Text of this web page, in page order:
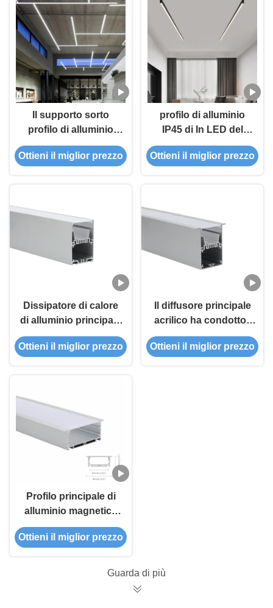
Il supporto sorto
profilo di alluminio
principale della
striscia ha messo il
Ottieni il miglior prezzo
profilo di alluminio
IP45 di In LED del
driver di larghezza
PMMA di 50mm per la
Ottieni il miglior prezzo
Dissipatore di calore
di alluminio principale
di profilo con la
copertura glassata
Ottieni il miglior prezzo
Il diffusore principale
acrilico ha condotto i
profili di alluminio
dell'estrusione per il
Ottieni il miglior prezzo
Profilo principale di
alluminio magnetico
anodizzato IP45 con
la copertura glassata
Ottieni il miglior prezzo
Guarda di più